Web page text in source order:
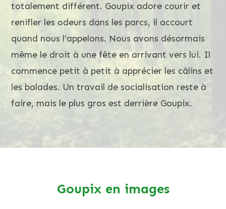
totalement différent. Goupix adore courir et
renifler les odeurs dans les parcs, il accourt
quand nous l'appelons. Nous avons désormais
même le droit à une fête en arrivant vers lui. Il
commence petit à petit à apprécier les câlins et
les balades. Un travail de socialisation reste à
faire, mais le plus gros est derrière Goupix.
Goupix en images